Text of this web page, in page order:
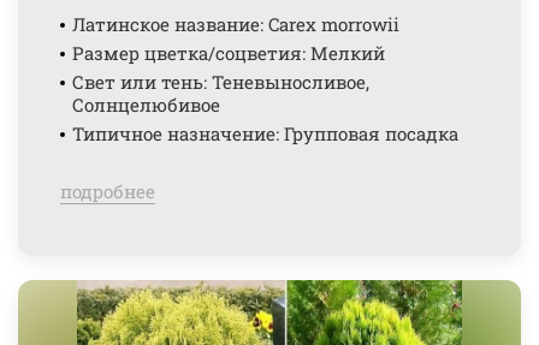
Латинское название: Carex morrowii
Размер цветка/соцветия: Мелкий
Свет или тень: Теневыносливое,
Солнцелюбивое
Типичное назначение: Групповая посадка
подробнее